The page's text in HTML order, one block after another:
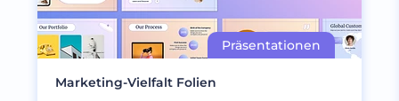
Marketing-Vielfalt Folien